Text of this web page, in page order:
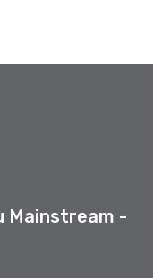
Mainstream -